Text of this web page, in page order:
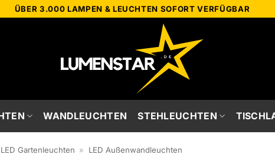
ÜBER 3.000 LAMPEN & LEUCHTEN SOFORT VERFÜGBAR
WANDLEUCHTEN STEHLEUCHTEN
Gartenleuchten » LED Außenwandleuchten